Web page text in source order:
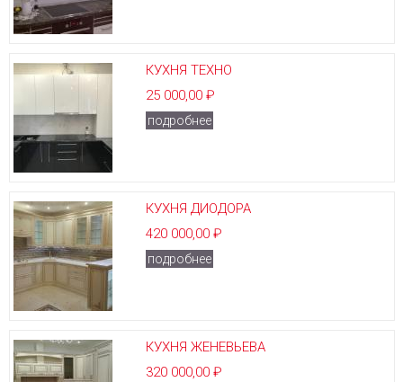
КУХНЯ ТЕХНО
25 000,00 ₽
подробнее
КУХНЯ ДИОДОРА
420 000,00 ₽
подробнее
КУХНЯ ЖЕНЕВЬЕВА
320 000,00 ₽